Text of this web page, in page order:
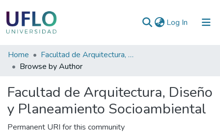
Log In (current)
Communities
&
All of RIUFLO
Home
Facultad de Arquitectura, Diseño y Planeamiento Socioambiental
Browse by Author
Facultad de Arquitectura, Diseño
y Planeamiento Socioambiental
Permanent URI for this community